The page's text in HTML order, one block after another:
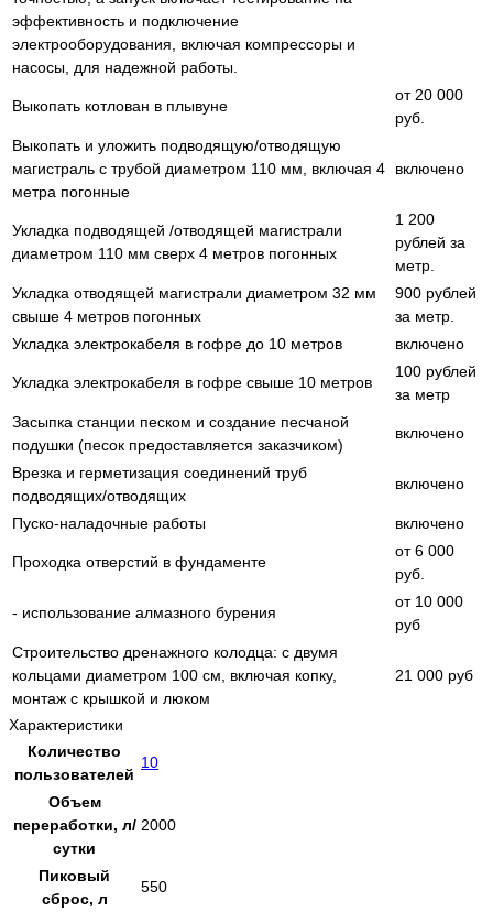
эффективность и подключение
электрооборудования, включая компрессоры и
насосы, для надежной работы.
Выкопать котлован в плывуне
от 20 000
руб.
Выкопать и уложить подводящую/отводящую
магистраль с трубой диаметром 110 мм, включая 4
метра погонные
включено
Укладка подводящей /отводящей магистрали
диаметром 110 мм сверх 4 метров погонных
1 200
рублей за
метр.
Укладка отводящей магистрали диаметром 32 мм
свыше 4 метров погонных
900 рублей
за метр.
Укладка электрокабеля в гофре до 10 метров
включено
Укладка электрокабеля в гофре свыше 10 метров
100 рублей
за метр
Засыпка станции песком и создание песчаной
подушки (песок предоставляется заказчиком)
включено
Врезка и герметизация соединений труб
подводящих/отводящих
включено
Пуско-наладочные работы включено
Проходка отверстий в фундаменте
от 6 000
руб.
- использование алмазного бурения
от 10 000
руб
Строительство дренажного колодца: с двумя
кольцами диаметром 100 см, включая копку,
монтаж с крышкой и люком
21 000 руб
Характеристики
Количество
пользователей
10
Объем
переработки, л/
сутки
2000
Пиковый
сброс, л
550